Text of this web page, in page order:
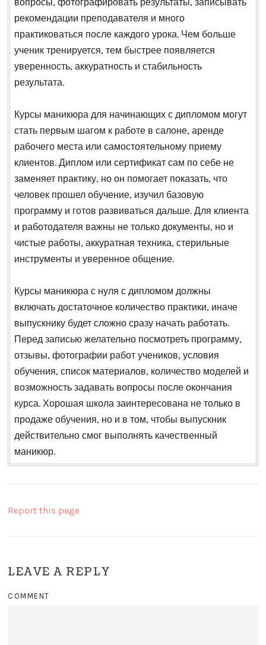
рекомендации преподавателя и много
практиковаться после каждого урока. Чем больше
ученик тренируется, тем быстрее появляется
уверенность, аккуратность и стабильность
результата.
Курсы маникюра для начинающих с дипломом могут
стать первым шагом к работе в салоне, аренде
рабочего места или самостоятельному приему
клиентов. Диплом или сертификат сам по себе не
заменяет практику, но он помогает показать, что
человек прошел обучение, изучил базовую
программу и готов развиваться дальше. Для клиента
и работодателя важны не только документы, но и
чистые работы, аккуратная техника, стерильные
инструменты и уверенное общение.
Курсы маникюра с нуля с дипломом должны
включать достаточное количество практики, иначе
выпускнику будет сложно сразу начать работать.
Перед записью желательно посмотреть программу,
отзывы, фотографии работ учеников, условия
обучения, список материалов, количество моделей и
возможность задавать вопросы после окончания
курса. Хорошая школа заинтересована не только в
продаже обучения, но и в том, чтобы выпускник
действительно смог выполнять качественный
маникюр.
Report this page
LEAVE A REPLY
COMMENT